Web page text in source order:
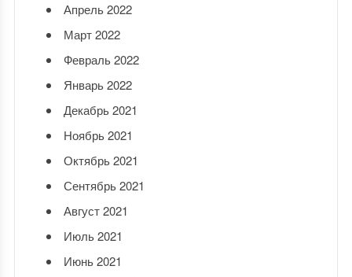
Апрель 2022
Март 2022
Февраль 2022
Январь 2022
Декабрь 2021
Ноябрь 2021
Октябрь 2021
Сентябрь 2021
Август 2021
Июль 2021
Июнь 2021